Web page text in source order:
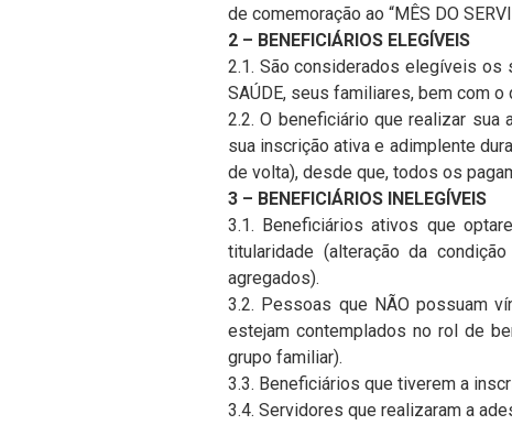
de comemoração ao “MÊS DO
2 – BENEFICIÁRIOS ELEGÍVEIS
2.1. São considerados elegíveis os
SAÚDE, seus familiares, bem com
2.2. O beneficiário que realizar
sua inscrição ativa e adimplente
de volta), desde que, todos os
3 – BENEFICIÁRIOS INELEGÍVEIS
3.1. Beneficiários ativos que
titularidade (alteração da
agregados).
3.2. Pessoas que NÃO possuam
estejam contemplados no rol de
grupo familiar).
3.3. Beneficiários que tiverem a
3.4. Servidores que realizaram a